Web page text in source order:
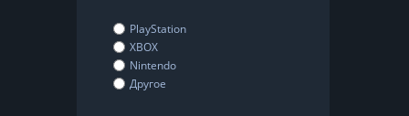
PlayStation
XBOX
Nintendo
Другое